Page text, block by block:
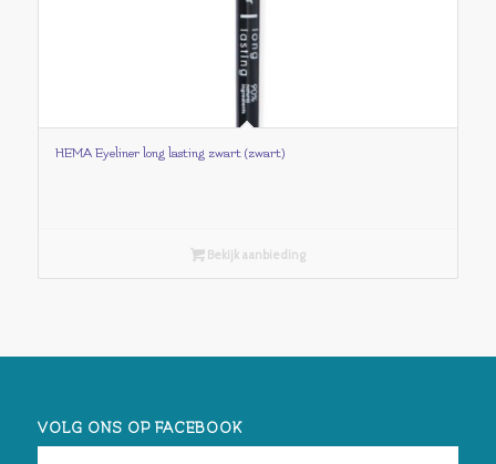
HEMA Eyeliner long lasting zwart (zwart)
Bekijk aanbieding
VOLG ONS OP FACEBOOK